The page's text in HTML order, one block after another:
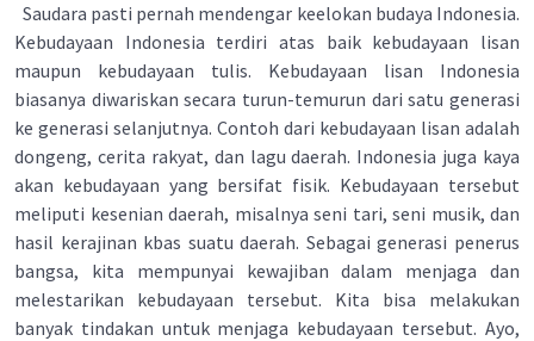
Saudara pasti pernah mendengar keelokan budaya Indonesia.
Kebudayaan Indonesia terdiri atas baik kebudayaan lisan
maupun kebudayaan tulis. Kebudayaan lisan Indonesia
biasanya diwariskan secara turun-temurun dari satu generasi
ke generasi selanjutnya. Contoh dari kebudayaan lisan adalah
dongeng, cerita rakyat, dan lagu daerah. Indonesia juga kaya
akan kebudayaan yang bersifat fisik. Kebudayaan tersebut
meliputi kesenian daerah, misalnya seni tari, seni musik, dan
hasil kerajinan kbas suatu daerah. Sebagai generasi penerus
bangsa, kita mempunyai kewajiban dalam menjaga dan
melestarikan kebudayaan tersebut. Kita bisa melakukan
banyak tindakan untuk menjaga kebudayaan tersebut. Ayo,